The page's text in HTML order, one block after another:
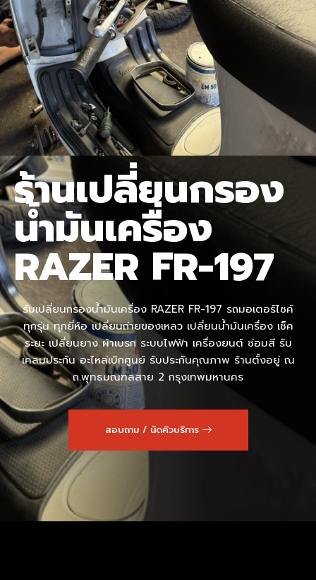
ร้านเปลี่ยนกรอง
น้ำมันเครื่อง
RAZER FR-197
รับเปลี่ยนกรองน้ำมันเครื่อง RAZER FR-197 รถมอเตอร์ไซค์
ทุกรุ่น ทุกยี่ห้อ เปลี่ยนถ่ายของเหลว เปลี่ยนน้ำมันเครื่อง เช็ค
ระยะ เปลี่ยนยาง ผ้าเบรก ระบบไฟฟ้า เครื่องยนต์ ซ่อมสี รับ
เคลมประกัน อะไหล่เบิกศูนย์ รับประกันคุณภาพ ร้านตั้งอยู่ ณ
ถ.พุทธมณฑลสาย 2 กรุงเทพมหานคร
สอบถาม / นัดคิวบริการ